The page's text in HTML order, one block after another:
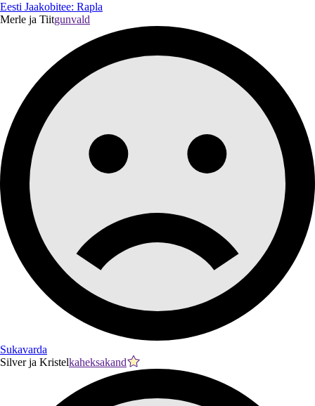
Eesti Jaakobitee: Rapla
Merle ja Tiitgunvald
Sukavarda
Silver ja Kristelkaheksakand